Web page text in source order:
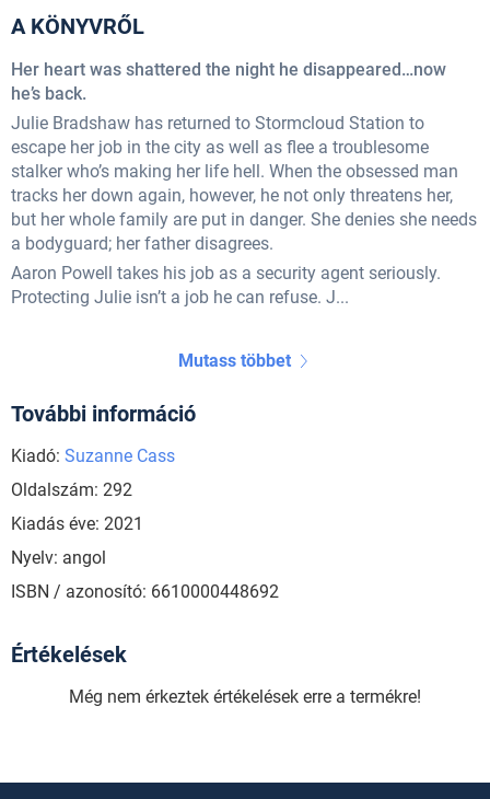
A KÖNYVRŐL
Her heart was shattered the night he disappeared…now
he’s back.
Julie Bradshaw has returned to Stormcloud Station to
escape her job in the city as well as flee a troublesome
stalker who’s making her life hell. When the obsessed man
tracks her down again, however, he not only threatens her,
but her whole family are put in danger. She denies she needs
a bodyguard; her father disagrees.
Aaron Powell takes his job as a security agent seriously.
Protecting Julie isn’t a job he can refuse. J...
Mutass többet
További információ
Kiadó: Suzanne Cass
Oldalszám: 292
Kiadás éve: 2021
Nyelv: angol
ISBN / azonosító: 6610000448692
Értékelések
Még nem érkeztek értékelések erre a termékre!